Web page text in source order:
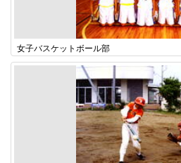
女子バスケットボール部